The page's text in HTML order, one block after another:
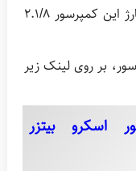
معادل 3.1/8 اینچ و سایز لوله دیسشارژ این کمپرسور 2.1/8
بر روی لینک زیر
اسکرو بیتزر